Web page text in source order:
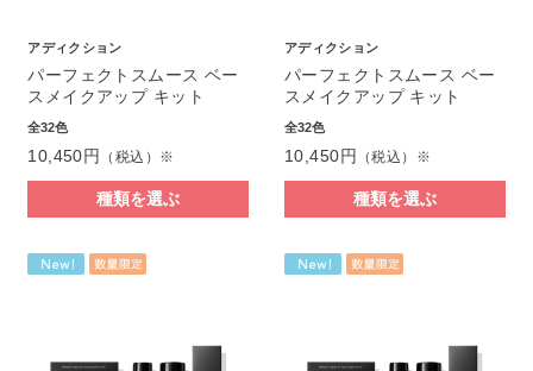
アディクション
パーフェクトスムース ベー
スメイクアップ キット
全32色
10,450円 （税込）※
種類を選ぶ
アディクション
パーフェクトスムース ベー
スメイクアップ キット
全32色
10,450円 （税込）※
種類を選ぶ